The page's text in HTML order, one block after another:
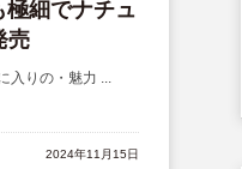
細でナチュ
売
入りの・魅力 ...
2024年11月15日